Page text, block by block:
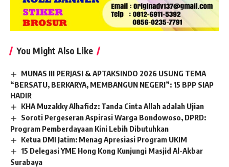
You Might Also Like
MUNAS III PERJASI & APTAKSINDO 2026 USUNG TEMA
“BERSATU, BERKARYA, MEMBANGUN NEGERI”: 15 BPP SIAP
HADIR
KHA Muzakky Alhafidz: Tanda Cinta Allah adalah Ujian
Soroti Pergeseran Aspirasi Warga Bondowoso, DPRD:
Program Pemberdayaan Kini Lebih Dibutuhkan
Ketua DMI Jatim: Menag Apresiasi Program UKIM
15 Delegasi YME Hong Kong Kunjungi Masjid Al-Akbar
Surabaya